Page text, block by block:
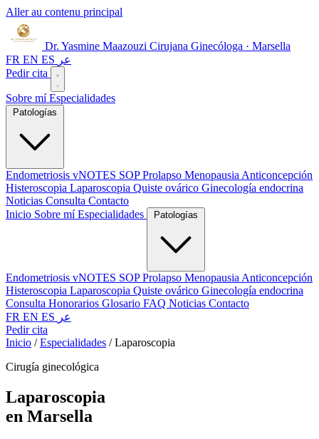
Aller au contenu principal
Dr. Yasmine Maazouzi Cirujana Ginecóloga · Marsella
FR EN ES عر
Pedir cita
Sobre míEspecialidades
Endometriosis vNOTES SOPProlapso Menopausia Anticoncepción
Histeroscopia Laparoscopia Quiste ovárico Ginecología endocrina
Noticias Consulta Contacto
Inicio Sobre míEspecialidades
Endometriosis vNOTES SOPProlapso Menopausia Anticoncepción
Histeroscopia Laparoscopia Quiste ovárico Ginecología endocrina
Consulta Honorarios Glosario FAQ Noticias Contacto
FR EN ES عر
Pedir cita
Inicio / Especialidades / Laparoscopia
Cirugía ginecológica
Laparoscopia
en Marsella